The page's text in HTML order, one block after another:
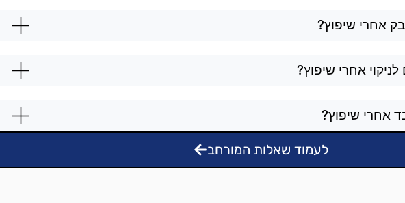
אחרי שיפוץ?
אחרי שיפוץ?
אחרי שיפוץ?
לעמוד שאלות המורחב